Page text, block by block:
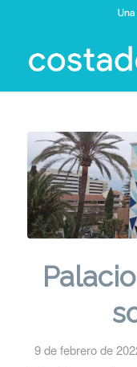
9 de febrero de